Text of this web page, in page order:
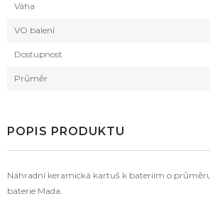
Váha
VO balení
Dostupnost
Průměr
POPIS PRODUKTU
Náhradní keramická kartuš k bateriím o
baterie Mada.